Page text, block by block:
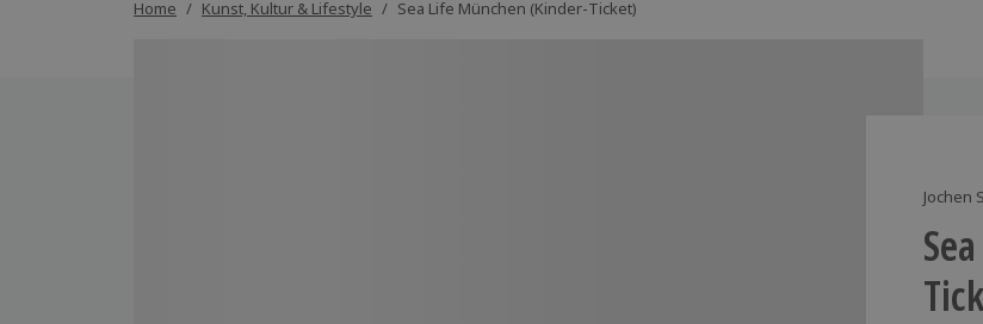
Home / Kunst, Kultur & Lifestyle / Sea Life München (Kinder-Ticket)
Jochen